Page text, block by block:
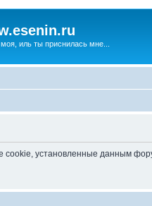
иль ты приснилась мне...
cookie, установленные данным